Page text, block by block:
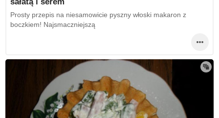
Prosty przepis na niesamowicie pyszny włoski makaron z
boczkiem! Najsmaczniejszą